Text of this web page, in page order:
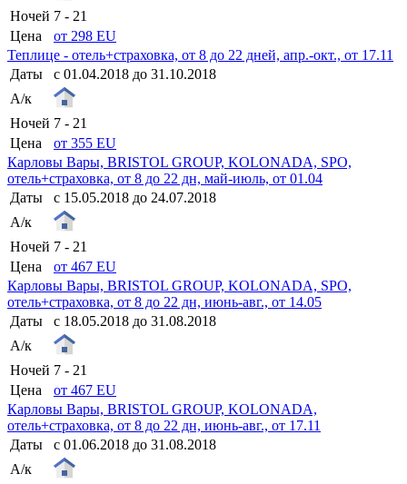
Ночей 7 - 21
Цена
от 298 EU
Теплице - отель+страховка, от 8 до 22 дней, апр.-окт., от 17.11
Даты
с 01.04.2018 до 31.10.2018
А/к
Ночей 7 - 21
Цена
от 355 EU
Карловы Вары, BRISTOL GROUP, KOLONADA, SPO,
отель+страховка, от 8 до 22 дн, май-июль, от 01.04
Даты
с 15.05.2018 до 24.07.2018
А/к
Ночей 7 - 21
Цена
от 467 EU
Карловы Вары, BRISTOL GROUP, KOLONADA, SPO,
отель+страховка, от 8 до 22 дн, июнь-авг., от 14.05
Даты
с 18.05.2018 до 31.08.2018
А/к
Ночей 7 - 21
Цена
от 467 EU
Карловы Вары, BRISTOL GROUP, KOLONADA,
отель+страховка, от 8 до 22 дн, июнь-авг., от 17.11
Даты
с 01.06.2018 до 31.08.2018
А/к